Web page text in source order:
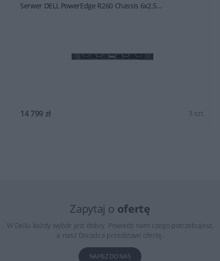
Serwer DELL PowerEdge R260 Chassis 6x2.5...
14 799 zł 3 szt.
Zapytaj o ofertę
W Dellu każdy wybór jest dobry. Powiedz nam czego potrzebujesz,
a nasz Doradca przedstawi ofertę.
NAPISZ DO NAS